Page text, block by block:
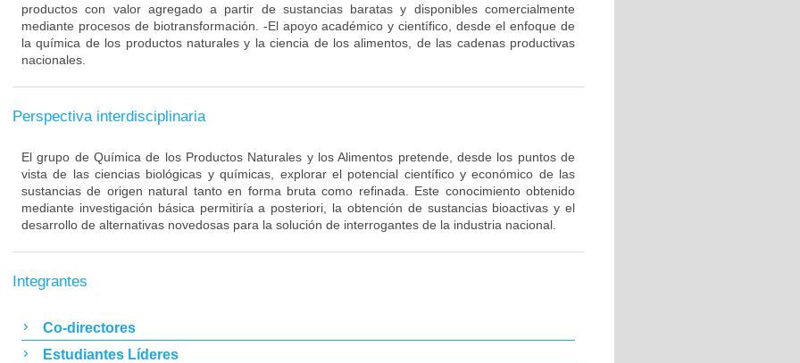
productos con valor agregado a partir de sustancias baratas y disponibles comercialmente
mediante procesos de biotransformación. -El apoyo académico y científico, desde el enfoque de
la química de los productos naturales y la ciencia de los alimentos, de las cadenas productivas
nacionales.
Perspectiva interdisciplinaria
El grupo de Química de los Productos Naturales y los Alimentos pretende, desde los puntos de
vista de las ciencias biológicas y químicas, explorar el potencial científico y económico de las
sustancias de origen natural tanto en forma bruta como refinada. Este conocimiento obtenido
mediante investigación básica permitiría a posteriori, la obtención de sustancias bioactivas y el
desarrollo de alternativas novedosas para la solución de interrogantes de la industria nacional.
Integrantes
Co-directores
Estudiantes Líderes